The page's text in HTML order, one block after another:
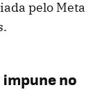
pelo Meta
no